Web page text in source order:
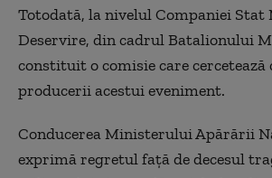
Totodată, la nivelul Companiei Stat
Deservire, din cadrul Batalionului
constituit o comisie care
producerii acestui eveniment.
Conducerea Ministerului Apărării
exprimă regretul faţă de decesul